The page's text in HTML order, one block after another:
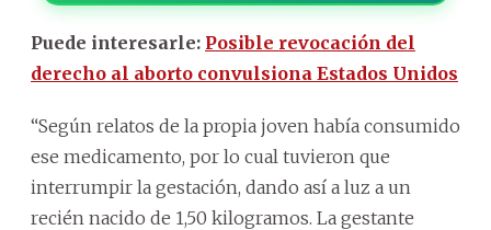
Puede interesarle: Posible revocación del
derecho al aborto convulsiona Estados Unidos
“Según relatos de la propia joven había consumido
ese medicamento, por lo cual tuvieron que
interrumpir la gestación, dando así a luz a un
recién nacido de 1,50 kilogramos. La gestante